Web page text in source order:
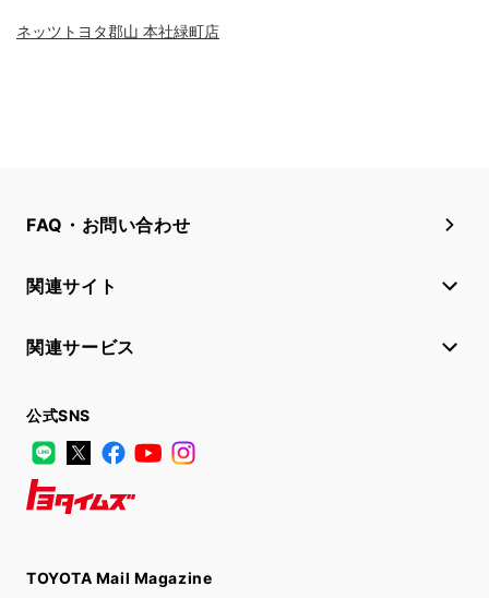
ネッツトヨタ郡山 本社緑町店
FAQ・お問い合わせ
関連サイト
関連サービス
公式SNS
LINE
X FacebookYouTube
TOYOTA Mail Magazine